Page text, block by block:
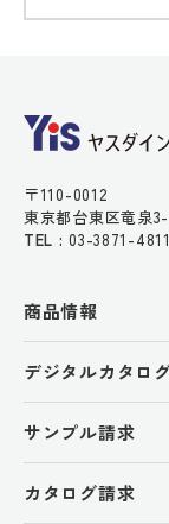
〒110-0012
東京都台東区竜泉
TEL : 03-3871-
商品情報
デジタルカタロ
サンプル請求
カタログ請求